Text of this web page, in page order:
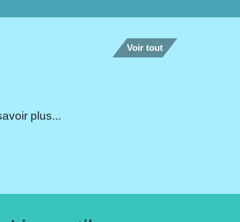
Voir tout
plus...